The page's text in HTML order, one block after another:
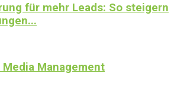
für mehr Leads: So steigern
Management